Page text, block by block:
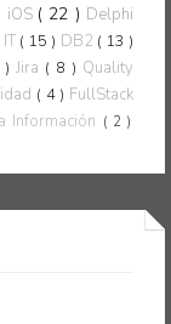
iOS ( 22 ) Delphi
( 15 ) DB2 ( 13 )
Jira ( 8 ) Quality
( 4 ) FullStack
Información ( 2 )